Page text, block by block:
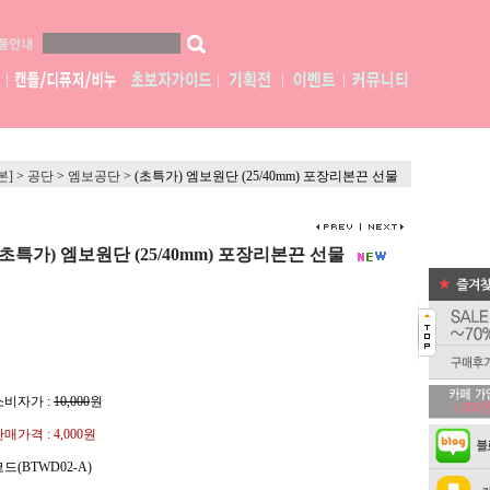
] > 공단 > 엠보공단 > (초특가) 엠보원단 (25/40mm) 포장리본끈 선물
특가) 엠보원단 (25/40mm) 포장리본끈 선물
비자가 : 10,000원
매가격 : 4,000원
드(BTWD02-A)